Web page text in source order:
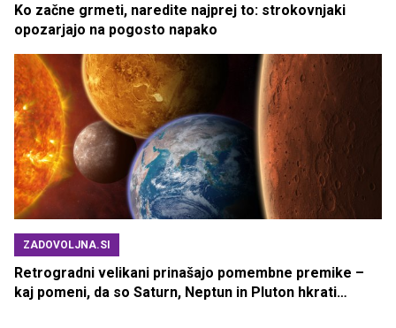
Ko začne grmeti, naredite najprej to: strokovnjaki
opozarjajo na pogosto napako
ZADOVOLJNA.SI
Retrogradni velikani prinašajo pomembne premike –
kaj pomeni, da so Saturn, Neptun in Pluton hkrati